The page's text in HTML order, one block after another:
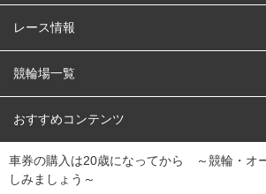
競輪
オートレース
競輪くじ
Dokanto!
レース情報
レース予想
レース結果
キャリーオーバー一覧
競輪場一覧
北日本 函館競輪場
関
東
弥彦競輪場 前橋競輪場 取手競輪
おすすめコンテンツ
競輪選手情報
車券の購入は20歳になってから ～競輪・オ
しみましょう～